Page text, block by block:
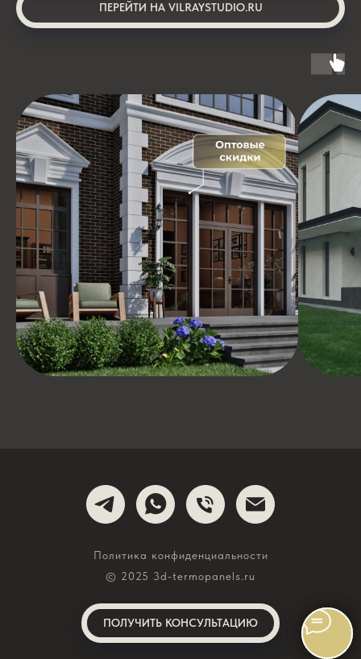
ПЕРЕЙТИ НА VILRAYSTUDIO.RU
Политика конфиденциальности
© 2025 3d-termopanels.ru
ПОЛУЧИТЬ КОНСУЛЬТАЦИЮ